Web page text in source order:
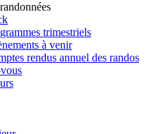
trimestriels
à venir
rendus annuel des randos